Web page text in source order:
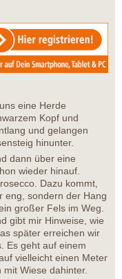
eine Herde
Kopf und
und gelangen
hinunter.
dann über eine
wieder hinauf.
Dazu kommt,
eng, sondern der Hang
großer Fels im Weg.
gibt mir Hinweise, wie
später erreichen wir
Es geht auf einem
vielleicht einen Meter
Wiese dahinter.